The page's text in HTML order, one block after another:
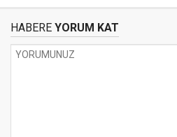
HABERE YORUM KAT